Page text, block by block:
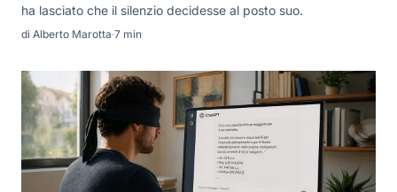
ha lasciato che il silenzio decidesse al posto suo.
di Alberto Marotta·7 min